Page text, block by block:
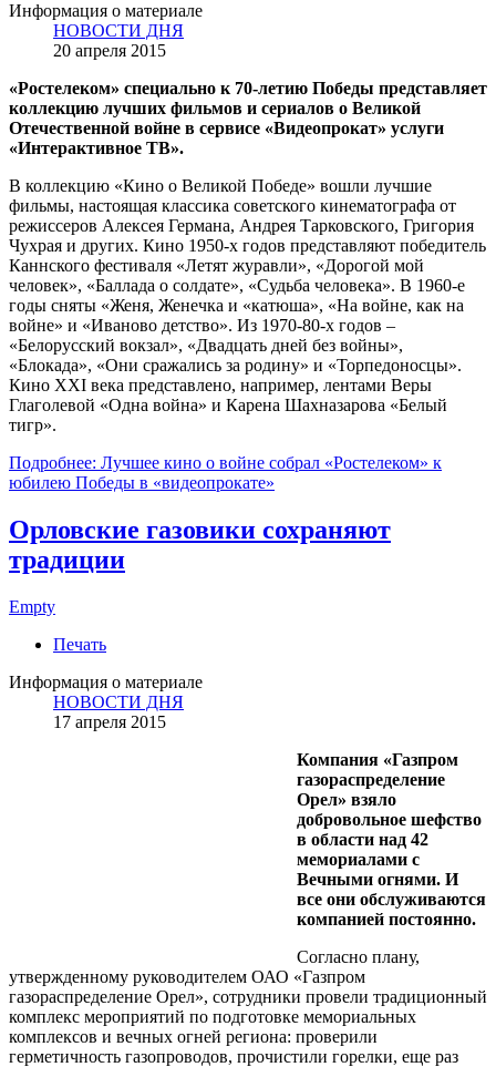
Информация о материале
НОВОСТИ ДНЯ
20 апреля 2015
«Ростелеком» специально к 70-летию Победы представляет
коллекцию лучших фильмов и сериалов о Великой
Отечественной войне в сервисе «Видеопрокат» услуги
«Интерактивное ТВ».
В коллекцию «Кино о Великой Победе» вошли лучшие
фильмы, настоящая классика советского кинематографа от
режиссеров Алексея Германа, Андрея Тарковского, Григория
Чухрая и других. Кино 1950-х годов представляют победитель
Каннского фестиваля «Летят журавли», «Дорогой мой
человек», «Баллада о солдате», «Судьба человека». В 1960-е
годы сняты «Женя, Женечка и «катюша», «На войне, как на
войне» и «Иваново детство». Из 1970-80-х годов –
«Белорусский вокзал», «Двадцать дней без войны»,
«Блокада», «Они сражались за родину» и «Торпедоносцы».
Кино XXI века представлено, например, лентами Веры
Глаголевой «Одна война» и Карена Шахназарова «Белый
тигр».
Подробнее: Лучшее кино о войне собрал «Ростелеком» к
юбилею Победы в «видеопрокате»
Орловские газовики сохраняют
традиции
Empty
Печать
Информация о материале
НОВОСТИ ДНЯ
17 апреля 2015
Компания «Газпром
газораспределение
Орел» взяло
добровольное шефство
в области над 42
мемориалами с
Вечными огнями. И
все они обслуживаются
компанией постоянно.
Согласно плану,
утвержденному руководителем ОАО «Газпром
газораспределение Орел», сотрудники провели традиционный
комплекс мероприятий по подготовке мемориальных
комплексов и вечных огней региона: проверили
герметичность газопроводов, прочистили горелки, еще раз